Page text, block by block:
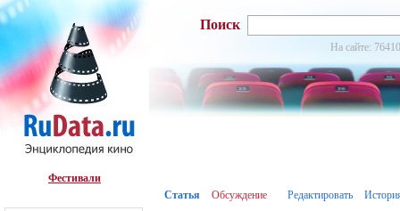
Фестивали
Поиск
На сайте:
Статья Обсуждение Редактировать